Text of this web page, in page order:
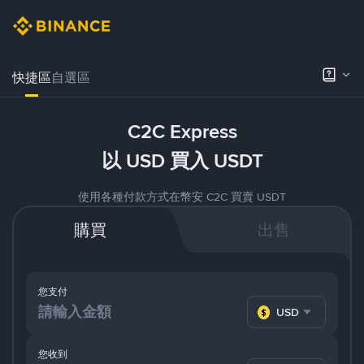
快捷區自選區
C2C Express
以 USD 買入 USDT
使用各種付款方式在幣安 C2C 買賣 USDT
購買 出售
您支付
USD
您收到